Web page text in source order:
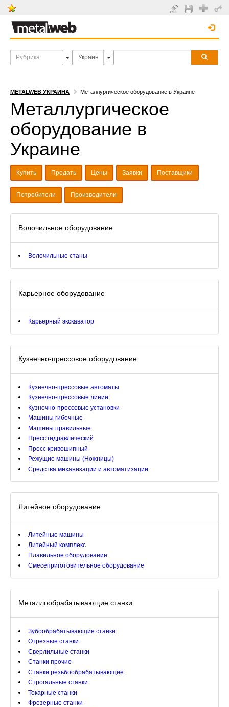
METALWEB УКРАИНА Металлургическое оборудование в Украине
Металлургическое
оборудование в
Украине
Купить Продать Цены Заявки Поставщики
Потребители Производители
Волочильное оборудование
Волочильные станы
Карьерное оборудование
Карьерный экскаватор
Кузнечно-прессовое оборудование
Кузнечно-прессовые автоматы
Кузнечно-прессовые линии
Кузнечно-прессовые установки
Машины гибочные
Машины правильные
Пресс гидравлический
Пресс кривошипный
Режущие машины (Ножницы)
Средства механизации и автоматизации
Литейное оборудование
Литейные машины
Литейный комплекс
Плавильное оборудование
Смесеприготовительное оборудование
Металлообрабатывающие станки
Зубообрабатывающие станки
Отрезные станки
Сверлильные станки
Станки прочие
Станки резьбообрабатывающие
Строгальные станки
Токарные станки
Фрезерные станки